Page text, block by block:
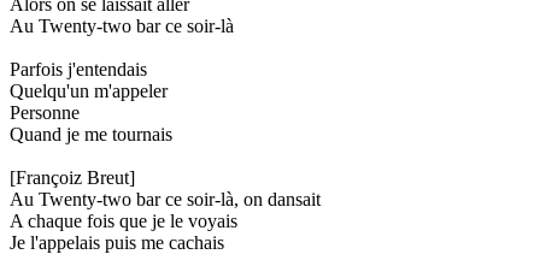
Au Twenty-two bar ce soir-là
Parfois j'entendais
Quelqu'un m'appeler
Personne
Quand je me tournais
[Françoiz Breut]
Au Twenty-two bar ce soir-là, on dansait
A chaque fois que je le voyais
Je l'appelais puis me cachais